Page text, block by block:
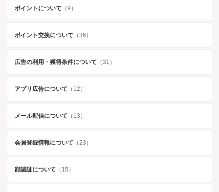
ポイントについて （9）
ポイント交換について （36）
広告の利用・獲得条件について （31）
アプリ広告について （12）
メール配信について （13）
会員登録情報について （23）
顔認証について （15）